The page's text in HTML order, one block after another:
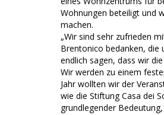
Wohnungen beteiligt und
machen.
„Wir sind sehr zufrieden
Brentonico bedanken, die
endlich sagen, dass wir
Wir werden zu einem
Jahr wollten wir der
wie die Stiftung Casa dei
grundlegender